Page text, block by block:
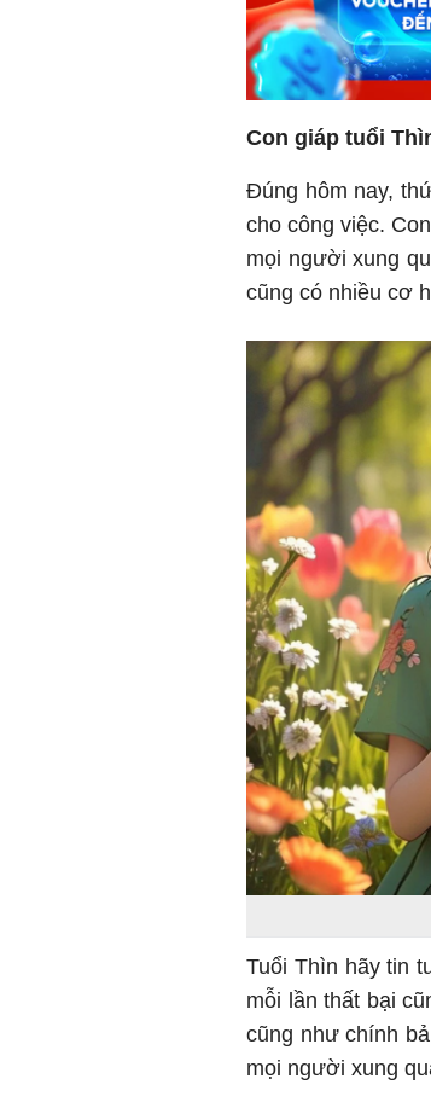
Con giáp tuổi
Đúng hôm nay,
cho công việc.
mọi người xung
cũng có nhiều cơ
Tuổi Thìn hãy tin
mỗi lần thất bại
cũng như chính
mọi người xung